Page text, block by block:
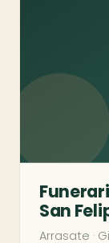
San
Arrasate ·